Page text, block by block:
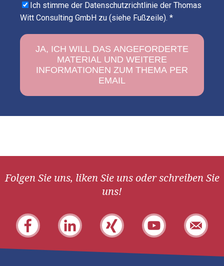
Ich stimme der Datenschutzrichtlinie der Thomas
Witt Consulting GmbH zu (siehe Fußzeile). *
Folgen Sie uns, liken Sie uns oder schreiben Sie
uns!